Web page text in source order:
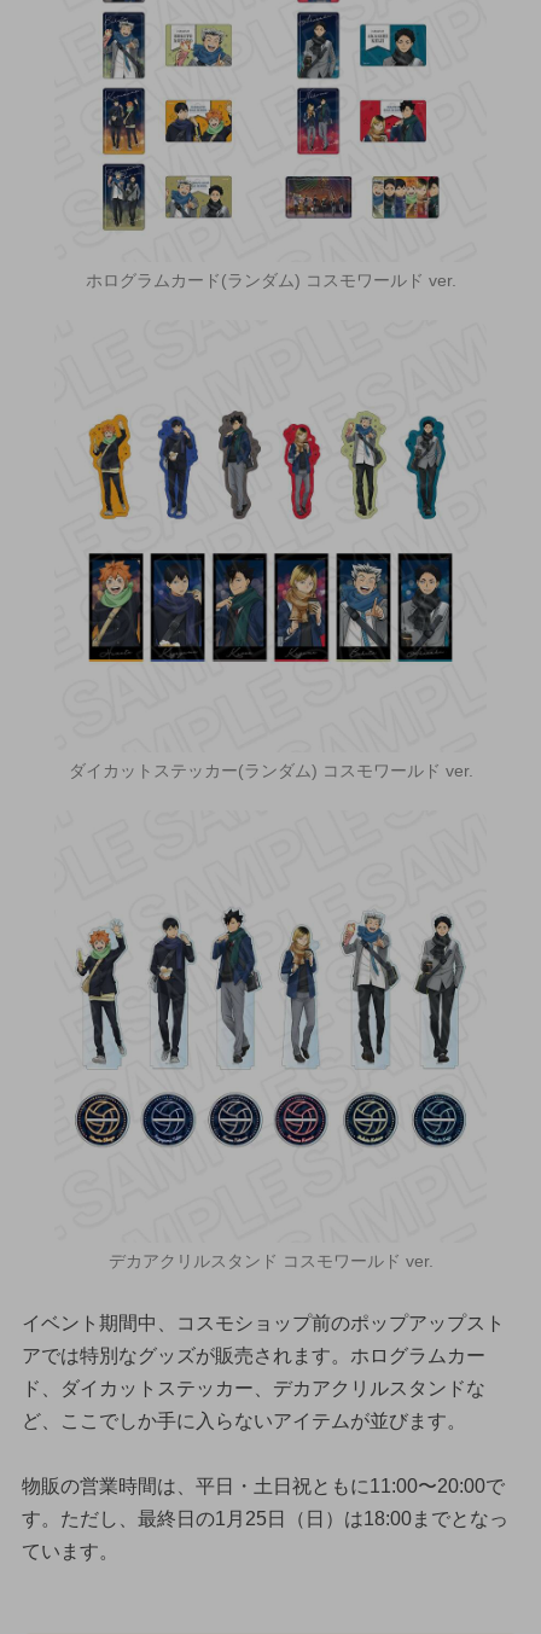
ホログラムカード(ランダム) コスモワールド ver.
ダイカットステッカー(ランダム) コスモワールド ver.
デカアクリルスタンド コスモワールド ver.
イベント期間中、コスモショップ前のポップアップスト
アでは特別なグッズが販売されます。ホログラムカー
ド、ダイカットステッカー、デカアクリルスタンドな
ど、ここでしか手に入らないアイテムが並びます。
物販の営業時間は、平日・土日祝ともに11:00〜20:00で
す。ただし、最終日の1月25日（日）は18:00までとなっ
ています。